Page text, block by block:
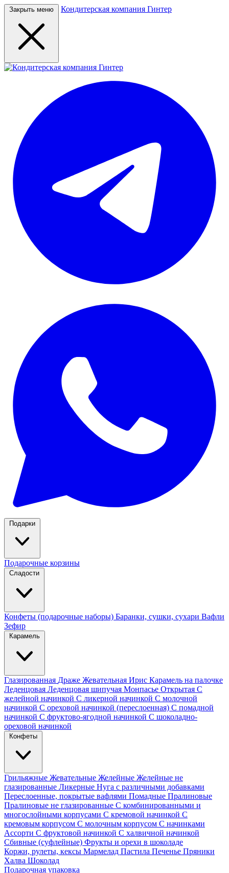
Закрыть меню Кондитерская компания Гинтер
Подарки
Подарочные корзины
Сладости
Конфеты (подарочные наборы) Баранки, сушки, сухари Вафли
Зефир
Карамель
Глазированная Драже Жевательная Ирис Карамель на палочке
Леденцовая Леденцовая шипучая Монпасье Открытая С
желейной начинкой С ликерной начинкой С молочной
начинкой С ореховой начинкой (переслоенная) С помадной
начинкой С фруктово-ягодной начинкой С шоколадно-
ореховой начинкой
Конфеты
Грильяжные Жевательные Желейные Желейные не
глазированные Ликерные Нуга с различными добавками
Переслоенные, покрытые вафлями Помадные Пралиновые
Пралиновые не глазированные С комбинированными и
многослойными корпусами С кремовой начинкой С
кремовым корпусом С молочным корпусом С начинками
Ассорти С фруктовой начинкой С халвичной начинкой
Сбивные (суфлейные) Фрукты и орехи в шоколаде
Коржи, рулеты, кексы Мармелад Пастила Печенье Пряники
Халва Шоколад
Подарочная упаковка